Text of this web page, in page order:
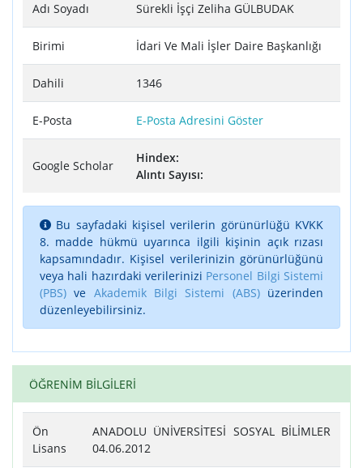
Adı Soyadı Sürekli İşçi Zeliha GÜLBUDAK
Birimi İdari Ve Mali İşler Daire Başkanlığı
Dahili 1346
E-Posta E-Posta Adresini Göster
Google Scholar
Hindex:
Alıntı Sayısı:
Bu sayfadaki kişisel verilerin görünürlüğü KVKK
8. madde hükmü uyarınca ilgili kişinin açık rızası
kapsamındadır. Kişisel verilerinizin görünürlüğünü
veya hali hazırdaki verilerinizi Personel Bilgi Sistemi
(PBS) ve Akademik Bilgi Sistemi (ABS)üzerinden
düzenleyebilirsiniz.
ÖĞRENİM BİLGİLERİ
Ön
Lisans
ANADOLU ÜNİVERSİTESİ SOSYAL BİLİMLER
04.06.2012